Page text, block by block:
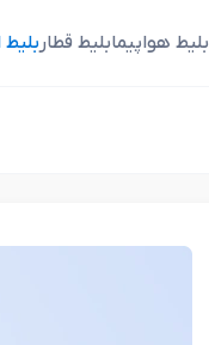
بلیط هواپیمابلیط قطار